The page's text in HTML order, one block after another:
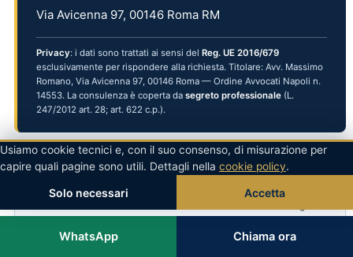
Via Avicenna 97, 00146 Roma RM
Privacy: i dati sono trattati ai sensi del Reg. UE 2016/679
esclusivamente per rispondere alla richiesta. Titolare: Avv. Massimo
Romano, Via Avicenna 97, 00146 Roma — Ordine Avvocati Napoli n.
14553. La consulenza è coperta da segreto professionale (L.
247/2012 art. 28; art. 622 c.p.).
🔒 Informativa sintetica sul trattamento dei dati personali
3954 — Iscritto all'Ordine degli Avvocati di Napoli n. 14553.
WhatsApp Chiama ora
Usiamo cookie tecnici e, con il suo consenso, di misurazione per
capire quali pagine sono utili. Dettagli nella cookie policy.
Solo necessari Accetta